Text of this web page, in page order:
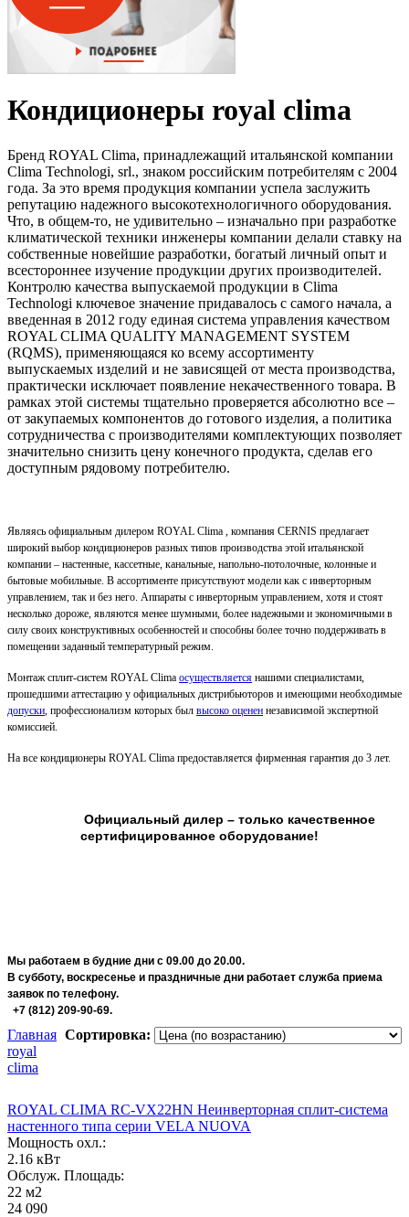
Кондиционеры royal clima
Бренд ROYAL Clima, принадлежащий итальянской компании
Clima Technologi, srl., знаком российским потребителям с 2004
года. За это время продукция компании успела заслужить
репутацию надежного высокотехнологичного оборудования.
Что, в общем-то, не удивительно – изначально при разработке
климатической техники инженеры компании делали ставку на
собственные новейшие разработки, богатый личный опыт и
всестороннее изучение продукции других производителей.
Контролю качества выпускаемой продукции в Clima
Technologi ключевое значение придавалось с самого начала, а
введенная в 2012 году единая система управления качеством
ROYAL CLIMA QUALITY MANAGEMENT SYSTEM
(RQMS), применяющаяся ко всему ассортименту
выпускаемых изделий и не зависящей от места производства,
практически исключает появление некачественного товара. В
рамках этой системы тщательно проверяется абсолютно все –
от закупаемых компонентов до готового изделия, а политика
сотрудничества с производителями комплектующих позволяет
значительно снизить цену конечного продукта, сделав его
доступным рядовому потребителю.
Являясь официальным дилером ROYAL Clima , компания CERNIS предлагает
широкий выбор кондиционеров разных типов производства этой итальянской
компании – настенные, кассетные, канальные, напольно-потолочные, колонные и
бытовые мобильные. В ассортименте присутствуют модели как с инверторным
управлением, так и без него. Аппараты с инверторным управлением, хотя и стоят
несколько дороже, являются менее шумными, более надежными и экономичными в
силу своих конструктивных особенностей и способны более точно поддерживать в
помещении заданный температурный режим.
Монтаж сплит-систем ROYAL Clima осуществляется нашими специалистами,
прошедшими аттестацию у официальных дистрибьюторов и имеющими необходимые
допуски, профессионализм которых был высоко оценен независимой экспертной
комиссией.
На все кондиционеры ROYAL Clima предоставляется фирменная гарантия до 3 лет.
Официальный дилер – только качественное
сертифицированное оборудование!
Мы работаем в будние дни с 09.00 до 20.00.
В субботу, воскресенье и праздничные дни работает служба приема
заявок по телефону.
+7 (812) 209-90-69.
Главная
royal
clima
Сортировка:
ROYAL CLIMA RC-VX22HN Неинверторная сплит-система
настенного типа серии VELA NUOVA
Мощность охл.:
2.16 кВт
Обслуж. Площадь:
22 м2
24 090